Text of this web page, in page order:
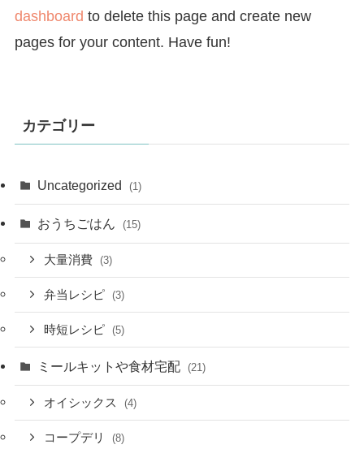
dashboard to delete this page and create new
pages for your content. Have fun!
カテゴリー
Uncategorized (1)
おうちごはん (15)
大量消費 (3)
弁当レシピ (3)
時短レシピ (5)
ミールキットや食材宅配 (21)
オイシックス (4)
コープデリ (8)